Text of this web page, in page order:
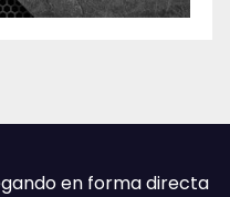
en forma directa